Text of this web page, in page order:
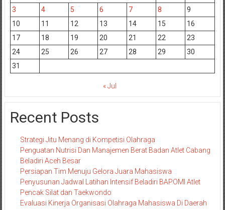
3
4 5 6 7 8
9
10
11 12 13 14 15
16
17
18 19 20 21 22
23
24
25 26 27 28 29
30
31
« Jul
Recent Posts
Strategi Jitu Menang di Kompetisi Olahraga
Penguatan Nutrisi Dan Manajemen Berat Badan Atlet Cabang
Beladiri Aceh Besar
Persiapan Tim Menuju Gelora Juara Mahasiswa
Penyusunan Jadwal Latihan Intensif Beladiri BAPOMI Atlet
Pencak Silat dan Taekwondo
Evaluasi Kinerja Organisasi Olahraga Mahasiswa Di Daerah